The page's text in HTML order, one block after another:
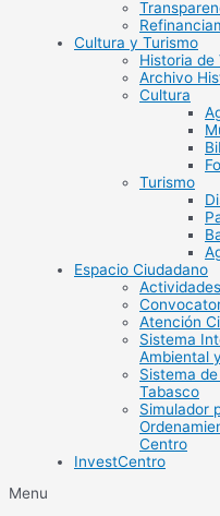
Cultura y Turismo
Historia de
Archivo
Cultura
Turismo
Espacio Ciudadano
Actividades
Atención
Sistema
Ambiental
Sistema
Tabasco
Simulador
Centro
InvestCentro
Menu